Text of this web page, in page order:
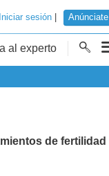
sesión| Anúnciate
al experto
de fertilidad